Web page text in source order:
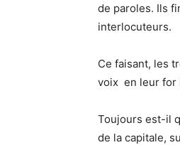
de paroles. Ils
interlocuteurs.
Ce faisant, les
voix en leur for
Toujours est-il
de la capitale,